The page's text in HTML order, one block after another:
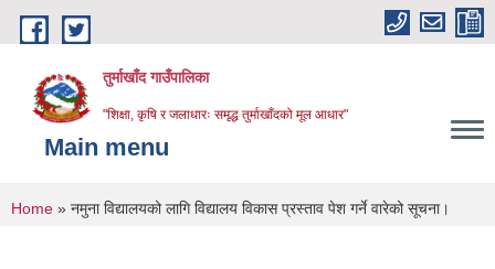
Skip to main content
तुर्माखाँद गाउँपालिका
"शिक्षा, कृषि र जलाधारः समृद्ध तुर्माखाँदको मूल आधार"
Main menu
You are here
Home » नमुना विद्यालयको लागि विद्यालय विकास प्रस्ताव पेश गर्ने वारेको सूचना।